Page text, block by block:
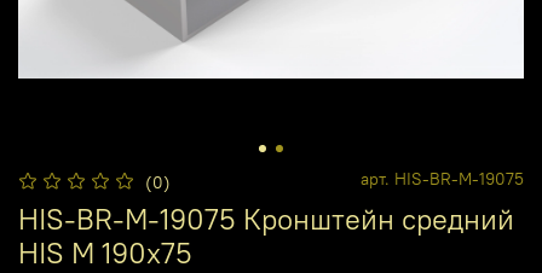
(0) арт. HIS-BR-M-19075
HIS-BR-M-19075 Кронштейн средний
HIS M 190x75